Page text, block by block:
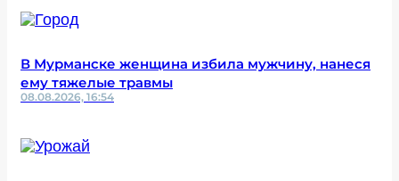
В Мурманске женщина избила мужчину, нанеся
ему тяжелые травмы
08.08.2026, 16:54